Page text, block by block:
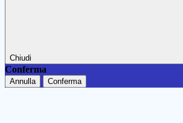
Chiudi
Conferma
Annulla Conferma